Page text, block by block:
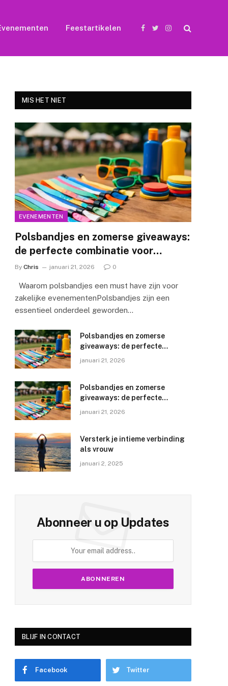
Feestartikelen
Facebook
TwitterInstagram
MIS HET NIET
EVENEMENTEN
Polsbandjes en zomerse giveaways:
de perfecte combinatie voor
succesvolle evenementen
By Chris januari 21, 2026 0
Waarom polsbandjes een must have zijn voor
zakelijke evenementenPolsbandjes zijn een
essentieel onderdeel geworden…
Polsbandjes en zomerse
giveaways: de perfecte
januari 21, 2026
Polsbandjes en zomerse
giveaways: de perfecte
januari 21, 2026
Versterk je intieme verbinding
als vrouw
januari 2, 2025
Abonneer u op Updates
BLIJF IN CONTACT
Facebook Twitter